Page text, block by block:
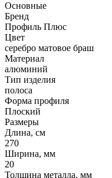
Основные
Бренд
Профиль Плюс
Цвет
серебро матовое браш
Материал
алюминий
Тип изделия
полоса
Форма профиля
Плоский
Размеры
Длина, см
270
Ширина, мм
20
Толщина металла, мм